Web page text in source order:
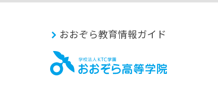
おおぞら教育情報ガイド